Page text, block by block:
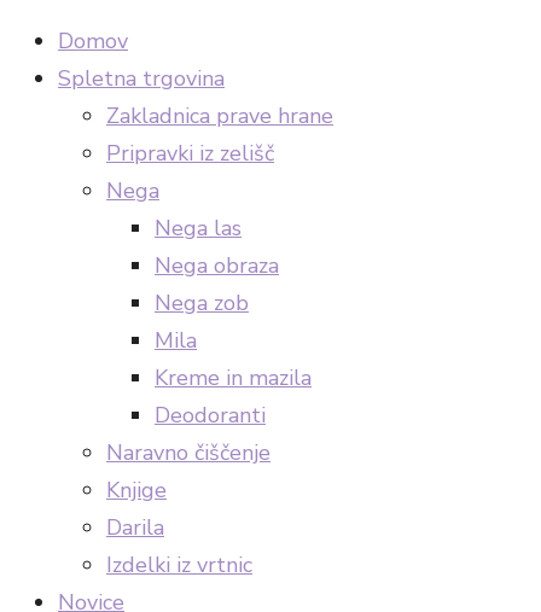
Domov
Spletna trgovina
Zakladnica prave hrane
Pripravki iz zelišč
Nega
Nega las
Nega obraza
Nega zob
Mila
Kreme in mazila
Deodoranti
Naravno čiščenje
Knjige
Darila
Izdelki iz vrtnic
Novice